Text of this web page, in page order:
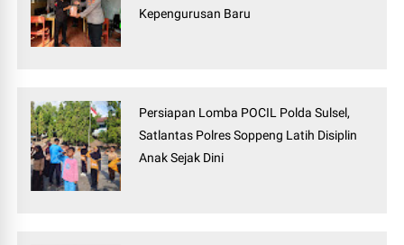
Kepengurusan Baru
Persiapan Lomba POCIL Polda Sulsel,
Satlantas Polres Soppeng Latih Disiplin
Anak Sejak Dini